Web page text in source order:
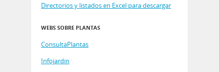
Directorios y listados en Excel para descargar
WEBS SOBRE PLANTAS
ConsultaPlantas
Infojardin